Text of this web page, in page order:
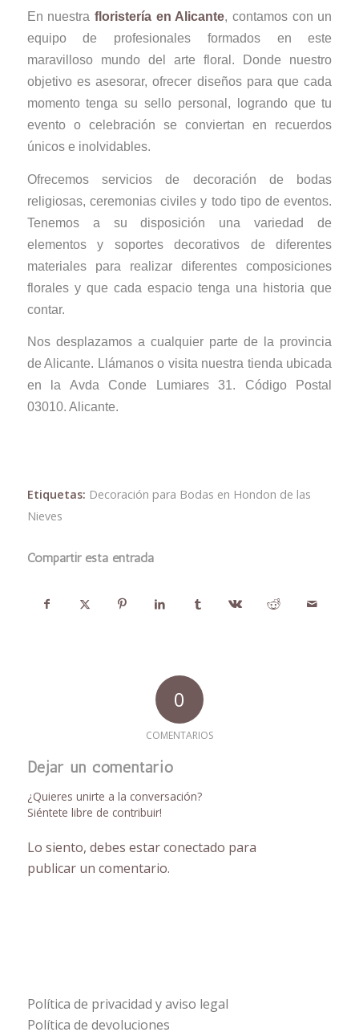
En nuestra floristería en Alicante, contamos con un
equipo de profesionales formados en este
maravilloso mundo del arte floral. Donde nuestro
objetivo es asesorar, ofrecer diseños para que cada
momento tenga su sello personal, logrando que tu
evento o celebración se conviertan en recuerdos
únicos e inolvidables.
Ofrecemos servicios de decoración de bodas
religiosas, ceremonias civiles y todo tipo de eventos.
Tenemos a su disposición una variedad de
elementos y soportes decorativos de diferentes
materiales para realizar diferentes composiciones
florales y que cada espacio tenga una historia que
contar.
Nos desplazamos a cualquier parte de la provincia
de Alicante. Llámanos o visita nuestra tienda ubicada
en la Avda Conde Lumiares 31. Código Postal
03010. Alicante.
Etiquetas: Decoración para Bodas en Hondon de las
Nieves
Compartir esta entrada
0
COMENTARIOS
Dejar un comentario
¿Quieres unirte a la conversación?
Siéntete libre de contribuir!
Lo siento, debes estarconectado para
publicar un comentario.
Política de privacidad y aviso legal
Política de devoluciones